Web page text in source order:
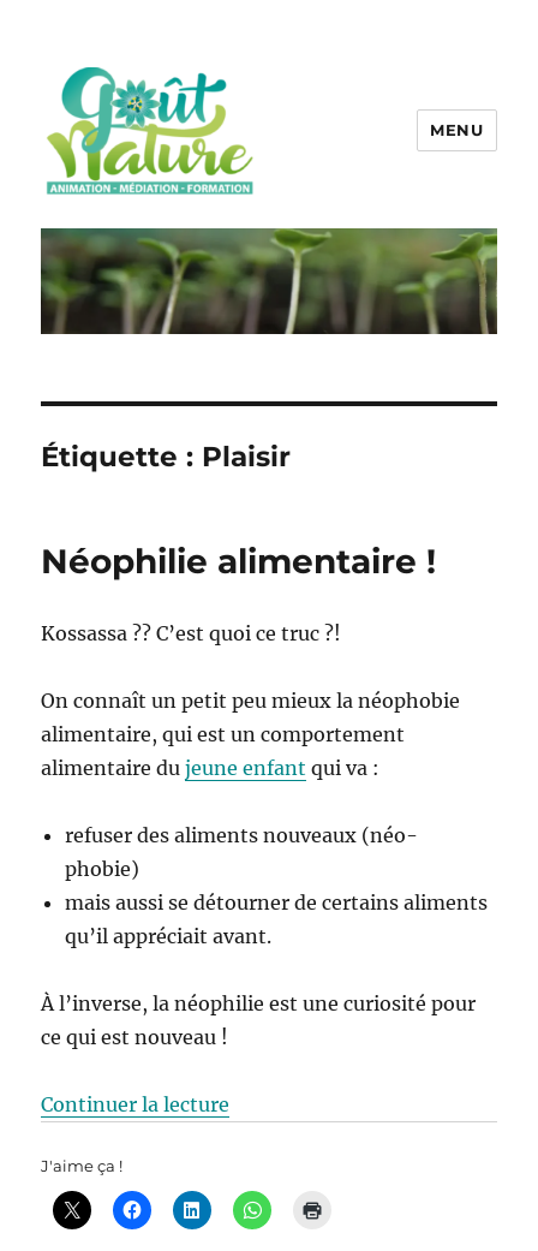
MENU
Étiquette : Plaisir
Néophilie alimentaire !
Kossassa ?? C’est quoi ce truc ?!
On connaît un petit peu mieux la néophobie
alimentaire, qui est un comportement
alimentaire dujeune enfant qui va :
refuser des aliments nouveaux (néo-
phobie)
mais aussi se détourner de certains aliments
qu’il appréciait avant.
À l’inverse, la néophilie est une curiosité pour
ce qui est nouveau !
Continuer la lecture
J'aime ça !